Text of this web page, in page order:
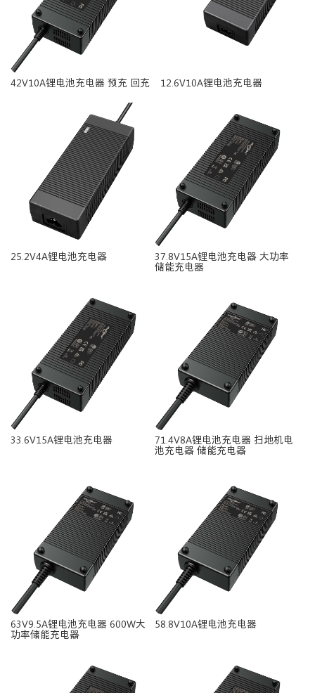
42V10A锂电池充电器 预充 回充 12.6V10A锂电池充电器
25.2V4A锂电池充电器
37.8V15A锂电池充电器 大功率
储能充电器
33.6V15A锂电池充电器
71.4V8A锂电池充电器 扫地机电
池充电器 储能充电器
63V9.5A锂电池充电器 600W大
功率储能充电器
58.8V10A锂电池充电器